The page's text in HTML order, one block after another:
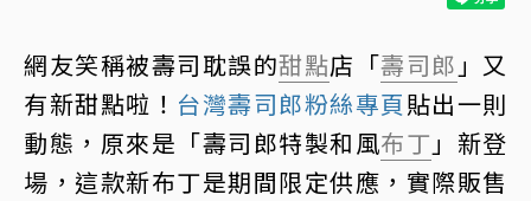
網友笑稱被壽司耽誤的甜點店「壽司郎 」又
有新甜點啦！ 台灣壽司郎粉絲專頁貼出一則
動態，原來是「壽司郎特製和風布丁 」新登
場，這款新布丁是期間限定供應，實際販售